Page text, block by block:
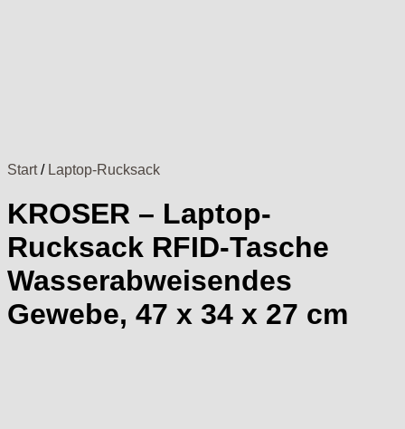
Start / Laptop-Rucksack
KROSER – Laptop-
Rucksack RFID-Tasche
Wasserabweisendes
Gewebe, 47 x 34 x 27 cm